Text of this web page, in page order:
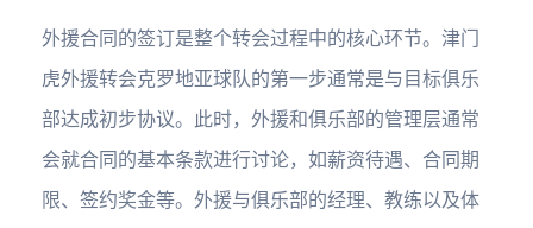
外援合同的签订是整个转会过程中的核心环节。津门
虎外援转会克罗地亚球队的第一步通常是与目标俱乐
部达成初步协议。此时，外援和俱乐部的管理层通常
会就合同的基本条款进行讨论，如薪资待遇、合同期
限、签约奖金等。外援与俱乐部的经理、教练以及体